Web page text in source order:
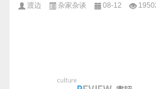
渡边 杂家杂谈 08-12